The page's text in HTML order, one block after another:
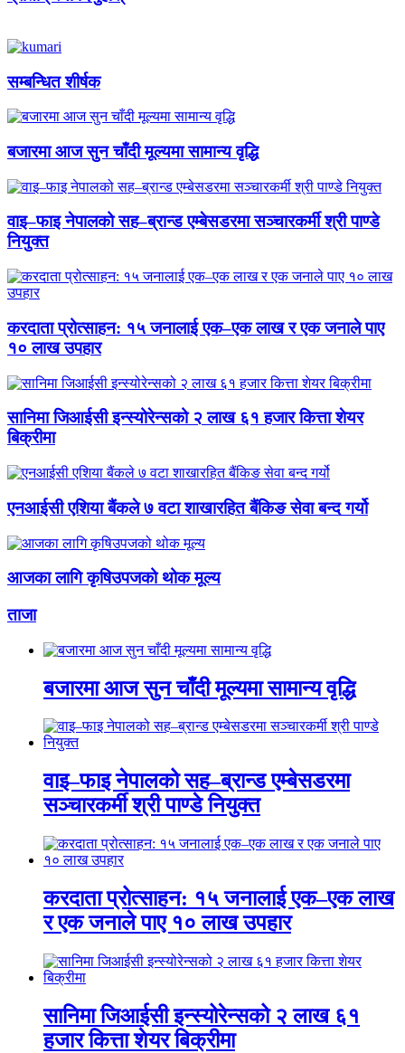
सम्बन्धित शीर्षक
बजारमा आज सुन चाँदी मूल्यमा सामान्य वृद्धि
वाइ–फाइ नेपालको सह–ब्रान्ड एम्बेसडरमा सञ्चारकर्मी श्री पाण्डे
नियुक्त
करदाता प्रोत्साहन: १५ जनालाई एक–एक लाख र एक जनाले पाए
१० लाख उपहार
सानिमा जिआईसी इन्स्योरेन्सको २ लाख ६१ हजार कित्ता शेयर
बिक्रीमा
एनआईसी एशिया बैंकले ७ वटा शाखारहित बैंकिङ सेवा बन्द गर्यो
आजका लागि कृषिउपजको थोक मूल्य
ताजा
बजारमा आज सुन चाँदी मूल्यमा सामान्य वृद्धि
वाइ–फाइ नेपालको सह–ब्रान्ड एम्बेसडरमा
सञ्चारकर्मी श्री पाण्डे नियुक्त
करदाता प्रोत्साहन: १५ जनालाई एक–एक लाख
र एक जनाले पाए १० लाख उपहार
सानिमा जिआईसी इन्स्योरेन्सको २ लाख ६१
हजार कित्ता शेयर बिक्रीमा